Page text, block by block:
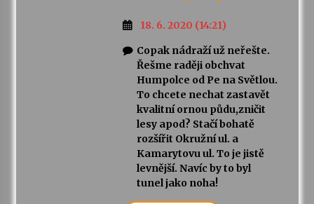
18. 6. 2020 (14:21)
Copak nádraží už neřešte.
Řešme raději obchvat
Humpolce od Pe na Světlou.
To chcete nechat zastavět
kvalitní ornou půdu,zničit
lesy apod? Stačí bohatě
rozšířit Okružní ul. a
Kamarytovu ul. To je jistě
levnější. Navíc by to byl
tunel jako noha!